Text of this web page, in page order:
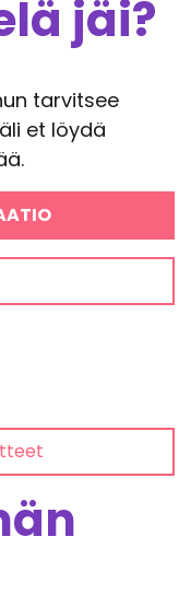
jäi?
tarvitsee
et löydä